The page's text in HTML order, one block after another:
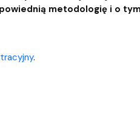
metodologię i o
.